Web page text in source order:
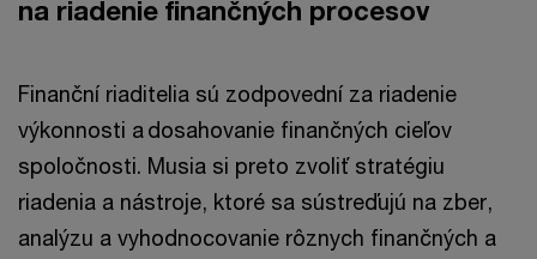
na riadenie finančných procesov
Finanční riaditelia sú zodpovední za riadenie
výkonnosti a dosahovanie finančných cieľov
spoločnosti. Musia si preto zvoliť stratégiu
riadenia a nástroje, ktoré sa sústreďujú na zber,
analýzu a vyhodnocovanie rôznych finančných a